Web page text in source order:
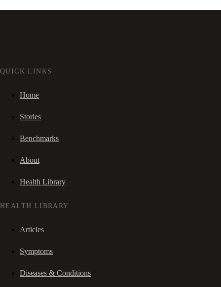
QUICK LINKS
Home
Stories
Benchmarks
About
Health Library
HEALTH LIBRARY
Articles
Symptoms
Diseases & Conditions